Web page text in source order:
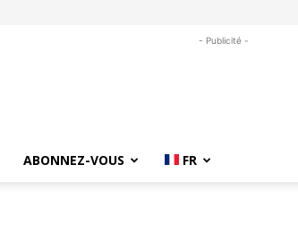
- Publicité -
ABONNEZ-VOUS FR